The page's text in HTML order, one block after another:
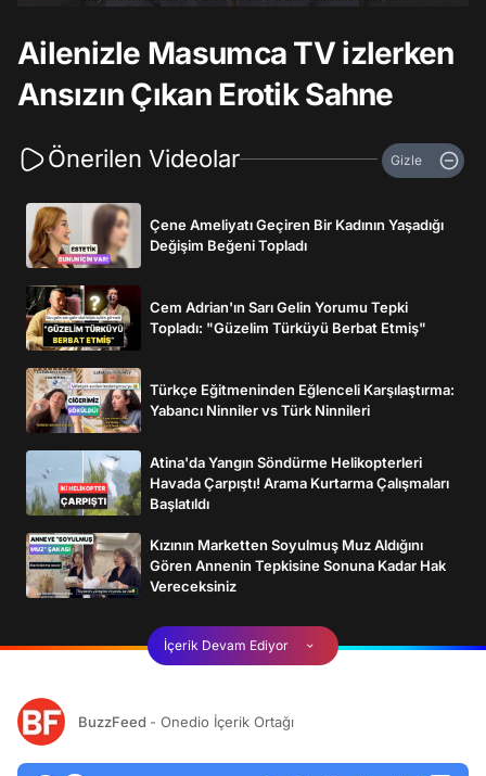
Ailenizle Masumca TV izlerken
Ansızın Çıkan Erotik Sahne
Önerilen Videolar Gizle
Çene Ameliyatı Geçiren Bir Kadının Yaşadığı
Değişim Beğeni Topladı
Cem Adrian'ın Sarı Gelin Yorumu Tepki
Topladı: "Güzelim Türküyü Berbat Etmiş"
Türkçe Eğitmeninden Eğlenceli Karşılaştırma:
Yabancı Ninniler vs Türk Ninnileri
Atina'da Yangın Söndürme Helikopterleri
Havada Çarpıştı! Arama Kurtarma Çalışmaları
Başlatıldı
Kızının Marketten Soyulmuş Muz Aldığını
Gören Annenin Tepkisine Sonuna Kadar Hak
Vereceksiniz
İçerik Devam Ediyor
BuzzFeed - Onedio İçerik Ortağı